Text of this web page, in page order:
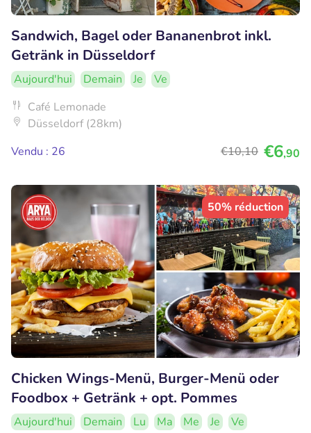
Sandwich, Bagel oder Bananenbrot inkl.
Getränk in Düsseldorf
Aujourd'hui Demain Je
Ve
Café Lemonade
Düsseldorf (28km)
Vendu : 26
€10,10 €6,90
50% réduction
Chicken Wings-Menü, Burger-Menü oder
Foodbox + Getränk + opt. Pommes
Aujourd'hui Demain Lu Ma Me Je
Ve